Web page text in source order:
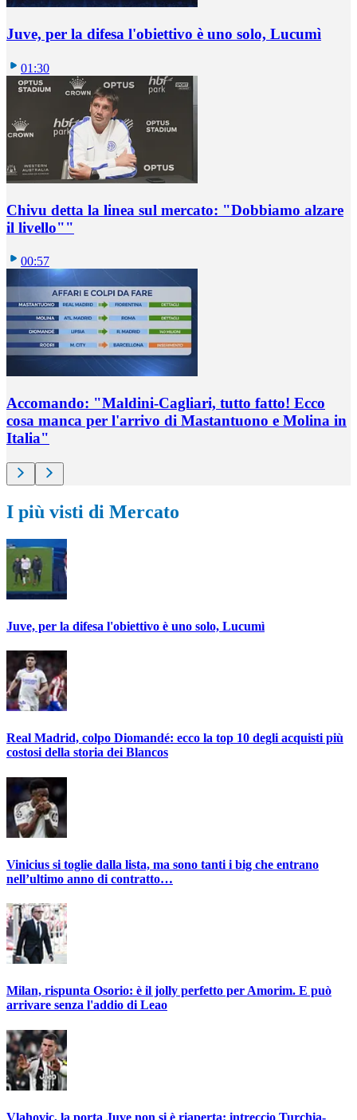
Juve, per la difesa l'obiettivo è uno solo, Lucumì
01:30
Chivu detta la linea sul mercato: "Dobbiamo alzare
il livello""
00:57
Accomando: "Maldini-Cagliari, tutto fatto! Ecco
cosa manca per l'arrivo di Mastantuono e Molina in
Italia"
I più visti di Mercato
Juve, per la difesa l'obiettivo è uno solo, Lucumì
Real Madrid, colpo Diomandé: ecco la top 10 degli acquisti più
costosi della storia dei Blancos
Vinicius si toglie dalla lista, ma sono tanti i big che entrano
nell’ultimo anno di contratto…
Milan, rispunta Osorio: è il jolly perfetto per Amorim. E può
arrivare senza l'addio di Leao
Vlahovic, la porta Juve non si è riaperta: intreccio Turchia-